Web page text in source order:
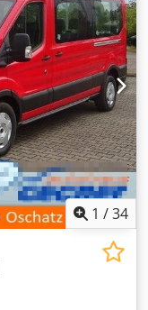
1 /34